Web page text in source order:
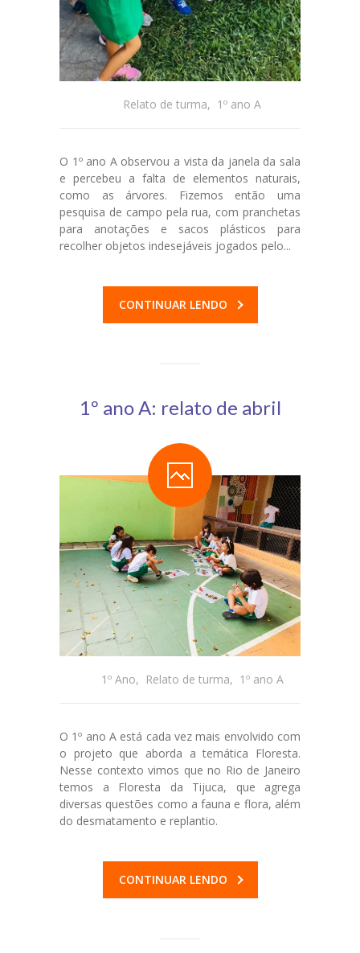
Relato de turma, 1º ano A
O 1º ano A observou a vista da janela da sala
e percebeu a falta de elementos naturais,
como as árvores. Fizemos então uma
pesquisa de campo pela rua, com pranchetas
para anotações e sacos plásticos para
recolher objetos indesejáveis jogados pelo...
CONTINUAR LENDO
1º ano A: relato de abril
1º Ano, Relato de turma, 1º ano A
O 1º ano A está cada vez mais envolvido com
o projeto que aborda a temática Floresta.
Nesse contexto vimos que no Rio de Janeiro
temos a Floresta da Tijuca, que agrega
diversas questões como a fauna e flora, além
do desmatamento e replantio.
CONTINUAR LENDO